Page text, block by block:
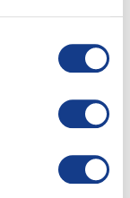
aby jak
talenty oraz